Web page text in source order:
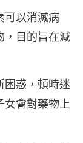
可以消滅病
，目的旨在減
困惑，頓時迷
女會對藥物上